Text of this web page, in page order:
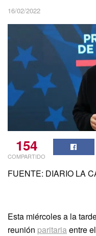
16/02/2022
154
COMPARTIDO
FUENTE: DIARIO LA
Esta miércoles a la
reunión paritariaentre